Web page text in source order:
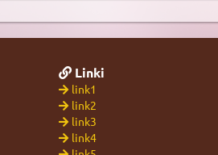
Linki
link1
link2
link3
link4